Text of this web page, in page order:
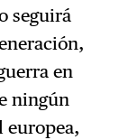
seguirá
en
ningún
europea,